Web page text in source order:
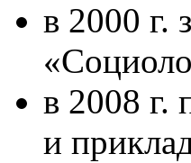
в 2000 г.
в 2008 г.
и